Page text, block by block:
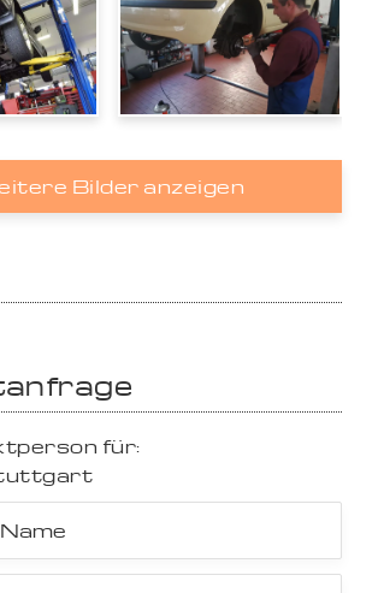
Bilder anzeigen
für: